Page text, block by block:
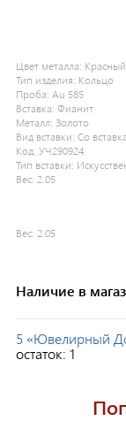
Цвет металла: Красный
Тип изделия: Кольцо
Проба: Au 585
Вставка: Фианит
Металл: Золото
Вид вставки: Со
Код: УЧ290924
Тип вставки:
Вес: 2.05
Вес: 2.05
Наличие в
5 «Ювелирный
остаток: 1